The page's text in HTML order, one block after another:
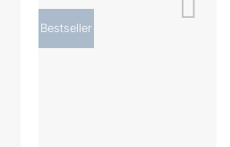
Bestseller